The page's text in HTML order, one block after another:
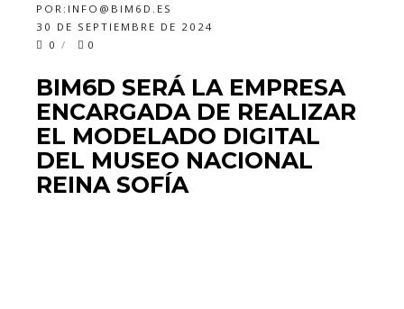
POR: INFO@BIM6D.ES
30 DE SEPTIEMBRE DE 2024
0
0
BIM6D SERÁ LA EMPRESA
ENCARGADA DE REALIZAR
EL MODELADO DIGITAL
DEL MUSEO NACIONAL
REINA SOFÍA